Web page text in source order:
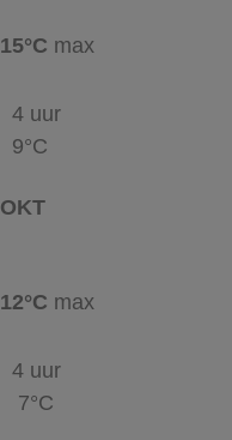
15°C max
4 uur
9°C
OKT
12°C max
4 uur
7°C